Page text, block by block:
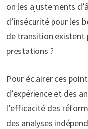
on les ajustements
d’insécurité pour les
de transition existent
prestations ?
Pour éclairer ces
d’expérience et des
l’efficacité des
des analyses